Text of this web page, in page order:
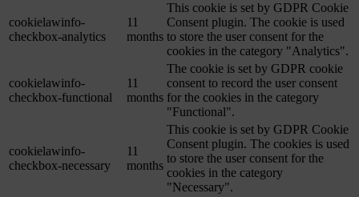
cookielawinfo-
checkbox-analytics
11
months
This cookie is set by GDPR Cookie
Consent plugin. The cookie is used
to store the user consent for the
cookies in the category "Analytics".
cookielawinfo-
checkbox-functional
11
months
The cookie is set by GDPR cookie
consent to record the user consent
for the cookies in the category
"Functional".
cookielawinfo-
checkbox-necessary
11
months
This cookie is set by GDPR Cookie
Consent plugin. The cookies is used
to store the user consent for the
cookies in the category
"Necessary".